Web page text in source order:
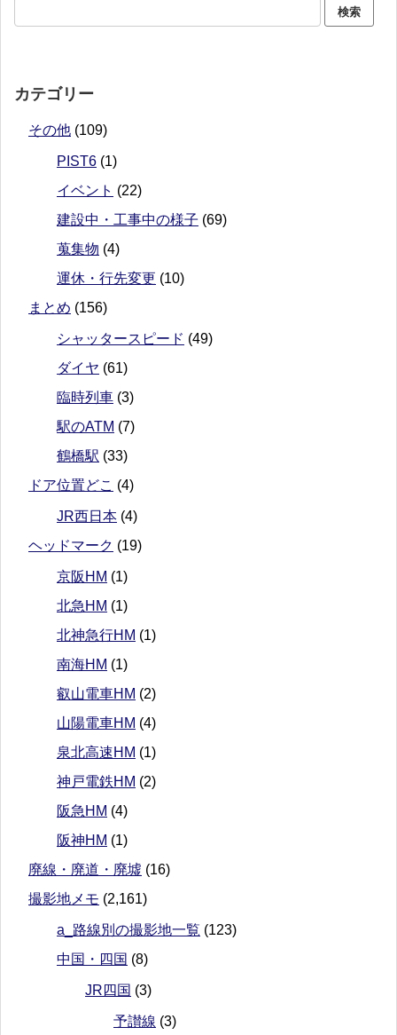
カテゴリー
その他 (109)
PIST6 (1)
イベント (22)
建設中・工事中の様子 (69)
蒐集物 (4)
運休・行先変更 (10)
まとめ (156)
シャッタースピード (49)
ダイヤ (61)
臨時列車 (3)
駅のATM (7)
鶴橋駅 (33)
ドア位置どこ (4)
JR西日本 (4)
ヘッドマーク (19)
京阪HM (1)
北急HM (1)
北神急行HM (1)
南海HM (1)
叡山電車HM (2)
山陽電車HM (4)
泉北高速HM (1)
神戸電鉄HM (2)
阪急HM (4)
阪神HM (1)
廃線・廃道・廃墟 (16)
撮影地メモ (2,161)
a_路線別の撮影地一覧 (123)
中国・四国 (8)
JR四国 (3)
予讃線 (3)